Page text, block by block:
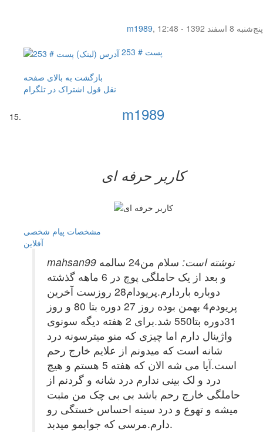
m1989,
پنج‌شنبه 8 اسفند 1392 - 12:48
پست # 253
بازگشت به بالای صفحه
نقل قول اشتراک در تلگرام
m1989
کاربر حرفه ای
مشخصات پیام شخصی
آفلاين
mahsan99 نوشته است:
سلام من24 سالمه
و بعد از یک حاملگی پوچ در 6 ماهه گذشته
دوباره باردارم.پریودام28 روزست آخرین
پریودم4 بهمن بوده روز 27 دوره بتا 80 و روز
31دوره بتا550 شد.برای 2 هفته دیگه سونوی
واژینال دارم اما چیزی که منو میترسونه درد
شانه است که میدونم از علایم خارج رحم
است.آیا می شه الان که هفته 5 هستم و هیچ
درد و لک بینی ندارم درد شانه و گردنم از
حاملگی خارج رحم باشد بی بی چک من مثبت
میشه و تهوع و درد سینه احساس خستگی رو
دارم.مرسی که جوابمو میدبد.